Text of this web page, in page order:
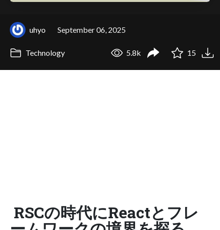
uhyo September 06, 2025
Technology 5.8k 15
RSCの時代にReactとフレ